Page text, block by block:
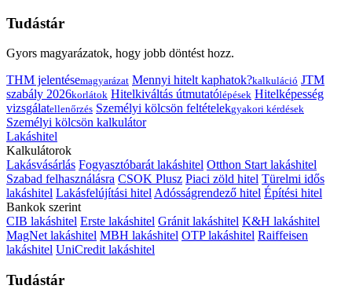
Tudástár
Gyors magyarázatok, hogy jobb döntést hozz.
THM jelentésemagyarázat Mennyi hitelt kaphatok?kalkuláció JTM
szabály 2026korlátok Hitelkiváltás útmutatólépések Hitelképesség
vizsgálatellenőrzés Személyi kölcsön feltételekgyakori kérdések
Személyi kölcsön kalkulátor
Lakáshitel
Kalkulátorok
Lakásvásárlás Fogyasztóbarát lakáshitel Otthon Start lakáshitel
Szabad felhasználásra CSOK Plusz Piaci zöld hitel Türelmi idős
lakáshitel Lakásfelújítási hitelAdósságrendező hitel Építési hitel
Bankok szerint
CIB lakáshitel Erste lakáshitel Gránit lakáshitel K&H lakáshitel
MagNet lakáshitel MBH lakáshitel OTP lakáshitel Raiffeisen
lakáshitel UniCredit lakáshitel
Tudástár